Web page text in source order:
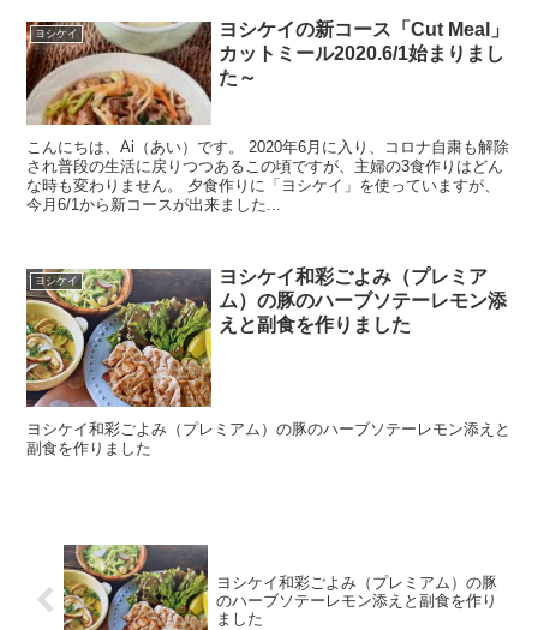
ヨシケイ
ヨシケイの新コース「Cut Meal」
カットミール2020.6/1始まりまし
た～
こんにちは、Ai（あい）です。 2020年6月に入り、コロナ自粛も解除
され普段の生活に戻りつつあるこの頃ですが、主婦の3食作りはどん
な時も変わりません。 夕食作りに「ヨシケイ」を使っていますが、
今月6/1から新コースが出来ました...
ヨシケイ
ヨシケイ和彩ごよみ（プレミア
ム）の豚のハーブソテーレモン添
えと副食を作りました
ヨシケイ和彩ごよみ（プレミアム）の豚のハーブソテーレモン添えと
副食を作りました
ヨシケイ和彩ごよみ（プレミアム）の豚
のハーブソテーレモン添えと副食を作り
ました